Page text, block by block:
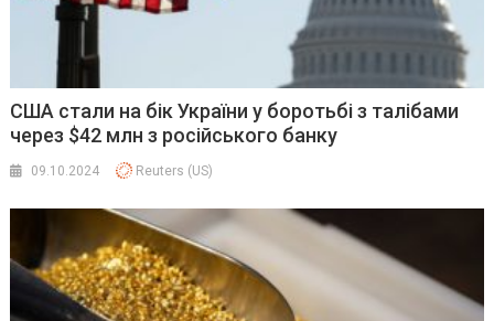
США стали на бік України у боротьбі з талібами
через $42 млн з російського банку
09.10.2024 Reuters (US)